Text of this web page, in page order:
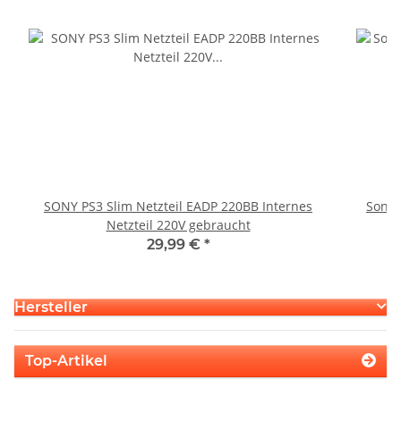
SONY PS3 Slim Netzteil EADP 220BB Internes
Netzteil 220V gebraucht
29,99 € *
Sony
Hersteller
Top-Artikel